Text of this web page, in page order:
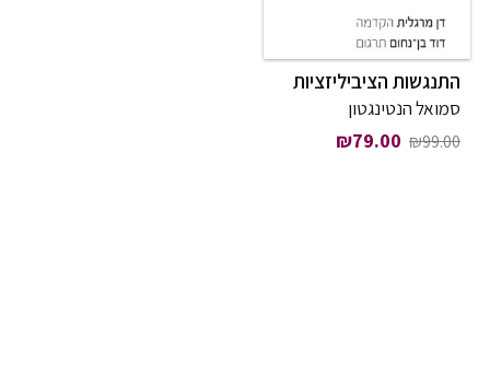
התנגשות הציביליזציות
סמואל הנטינגטון
₪99.00 המחיר המקורי היה: ₪99.00.
₪79.00